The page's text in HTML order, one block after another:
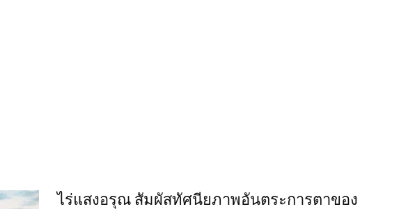
ไร่แสงอรุณ สัมผัสทัศนียภาพอันตระการตาของ